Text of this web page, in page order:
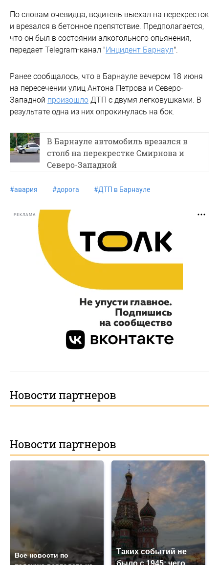
По словам очевидца, водитель выехал на перекресток
и врезался в бетонное препятствие. Предполагается,
что он был в состоянии алкогольного опьянения,
передает Telegram-канал "Инцидент Барнаул".
Ранее сообщалось, что в Барнауле вечером 18 июня
на пересечении улиц Антона Петрова и Северо-
Западной произошло ДТП с двумя легковушками. В
результате одна из них опрокинулась на бок.
В Барнауле автомобиль врезался в
столб на перекрестке Смирнова и
Северо-Западной
#авария #дорога #ДТП в Барнауле
РЕКЛАМА
Новости партнеров
Новости партнеров
Все новости по
Таких событий не
было с 1945: чего